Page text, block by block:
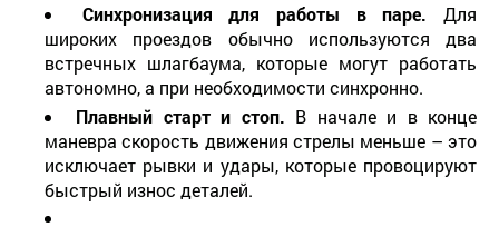
Синхронизация для работы в паре.Для
широких проездов обычно используются два
встречных шлагбаума, которые могут работать
автономно, а при необходимости синхронно.
Плавный старт и стоп. В начале и в конце
маневра скорость движения стрелы меньше – это
исключает рывки и удары, которые провоцируют
быстрый износ деталей.